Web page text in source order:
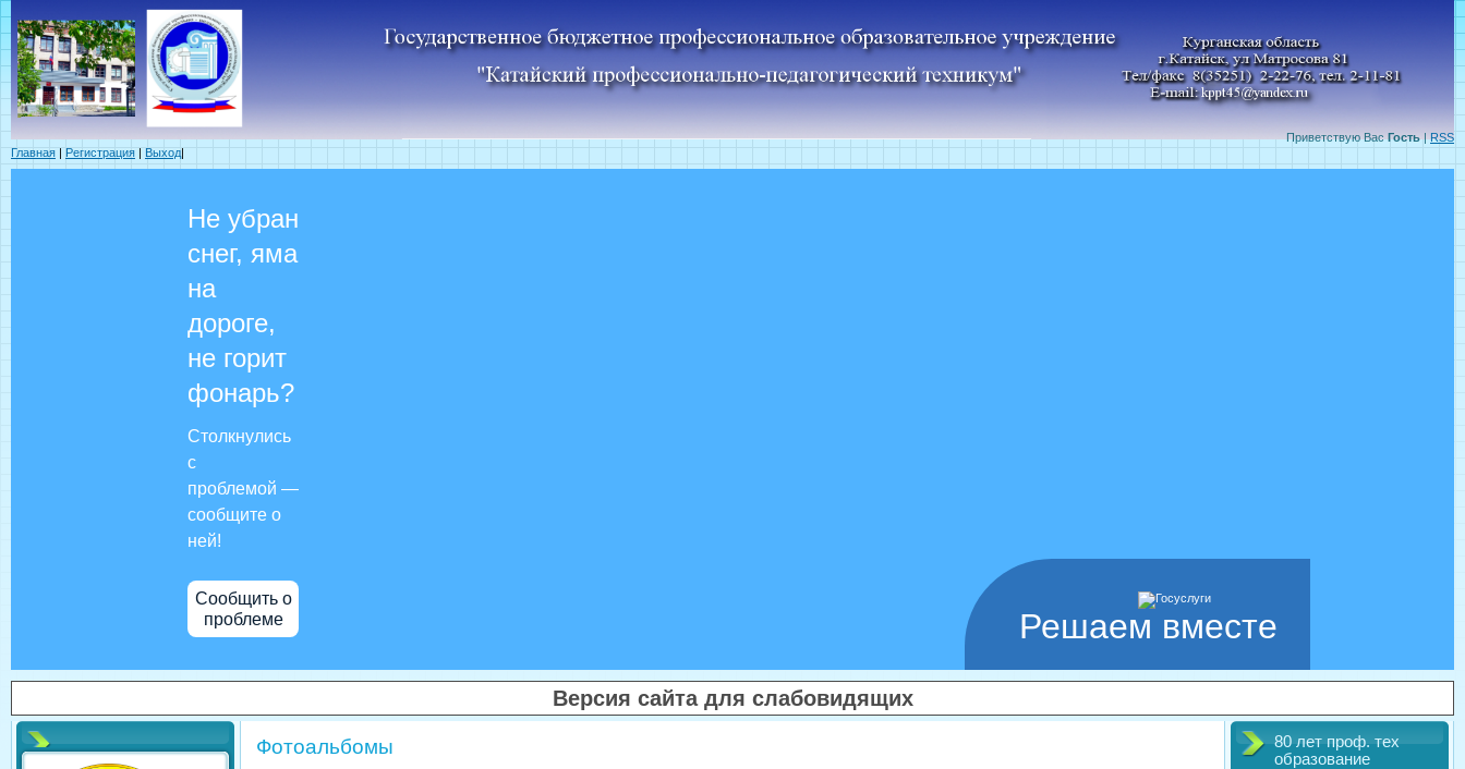
Приветствую Вас Гость|RSS
Главная | Регистрация | Выход|
Решаем вместе
Не убран
снег, яма
на
дороге,
не горит
фонарь?
Столкнулись
с
проблемой —
сообщите о
ней!
Сообщить о
проблеме
Версия сайта для слабовидящих
Фотоальбомы
80 лет проф. тех
образование